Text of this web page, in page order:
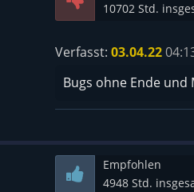
10702 Std.
Verfasst: 03.04.22
Bugs ohne Ende
Empfohlen
4948 Std.